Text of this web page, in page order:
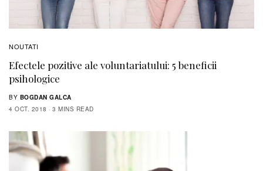
NOUTATI
Efectele pozitive ale voluntariatului: 5 beneficii
psihologice
BY BOGDAN GALCA
4 OCT. 2018
3 MINS READ